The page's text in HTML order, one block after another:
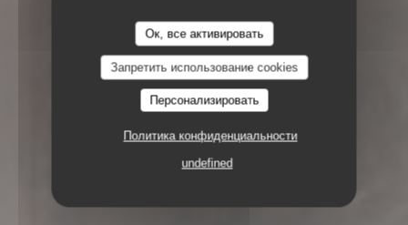
Ок, все активировать
Запретить использование cookies
Персонализировать
Политика конфиденциальности
undefined
ИТАЛЬЯНСКИЙ РЕСТОРАН
13 RUE DE
MEZIERES 75006 PARIS